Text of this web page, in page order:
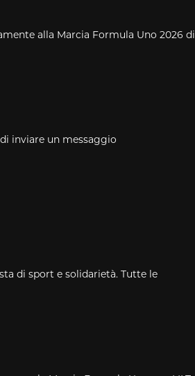
alla Marcia Formula Uno 2026 di
inviare un messaggio
di sport e solidarietà. Tutte le